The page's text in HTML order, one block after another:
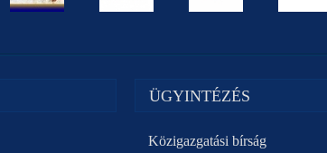
ÜGYINTÉZÉS
Közigazgatási bírság